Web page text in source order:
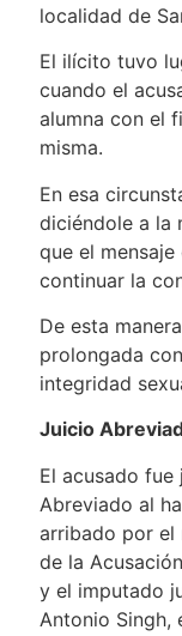
localidad de
El ilícito tuvo
cuando el
alumna con el
misma.
En esa
diciéndole a la
que el
continuar la
De esta
prolongada
integridad
Juicio
El acusado
Abreviado al
arribado por el
de la
y el imputado
Antonio Singh,